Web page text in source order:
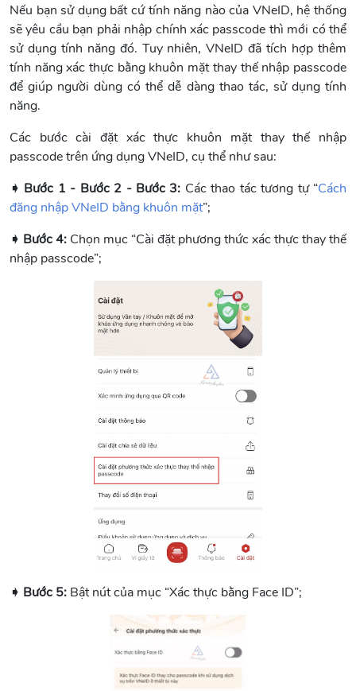
Nếu bạn sử dụng bất cứ tính năng nào của VNeID, hệ thống
sẽ yêu cầu bạn phải nhập chính xác passcode thì mới có thể
sử dụng tính năng đó. Tuy nhiên, VNeID đã tích hợp thêm
tính năng xác thực bằng khuôn mặt thay thế nhập passcode
để giúp người dùng có thể dễ dàng thao tác, sử dụng tính
năng.
Các bước cài đặt xác thực khuôn mặt thay thế nhập
passcode trên ứng dụng VNeID, cụ thể như sau:
➧ Bước 1 - Bước 2 - Bước 3: Các thao tác tương tự “Cách
đăng nhập VNeID bằng khuôn mặt”;
➧ Bước 4: Chọn mục “Cài đặt phương thức xác thực thay thế
nhập passcode”;
➧ Bước 5: Bật nút của mục “Xác thực bằng Face ID”;